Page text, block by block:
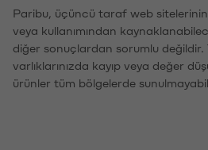
Paribu, üçüncü taraf web
veya kullanımından
diğer sonuçlardan sorumlu değildir.
varlıklarınızda kayıp veya değer
ürünler tüm bölgelerde